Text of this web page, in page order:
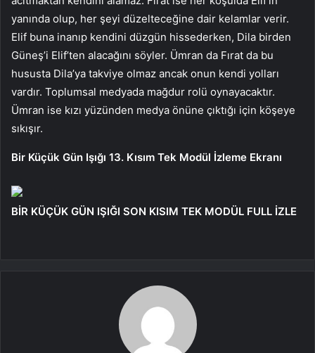
yanında olup, her şeyi düzelteceğine dair kelamlar verir.
Elif buna inanıp kendini düzgün hissederken, Dila birden
Güneş’i Elif’ten alacağını söyler. Ümran da Fırat da bu
hususta Dila’ya takviye olmaz ancak onun kendi yolları
vardır. Toplumsal medyada mağdur rolü oynayacaktır.
Ümran ise kızı yüzünden medya önüne çıktığı için köşeye
sıkışır.
Bir Küçük Gün Işığı 13. Kısım Tek Modül İzleme Ekranı
BİR KÜÇÜK GÜN IŞIĞI SON KISIM TEK MODÜL FULL İZLE